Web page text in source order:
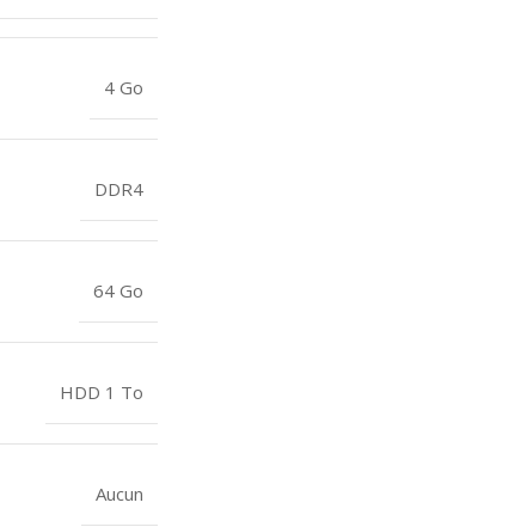
4 Go
DDR4
64 Go
HDD 1 To
Aucun